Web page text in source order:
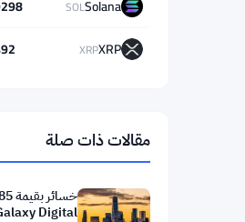
بيانات السوق
BNB
BNB
Solana
SOL